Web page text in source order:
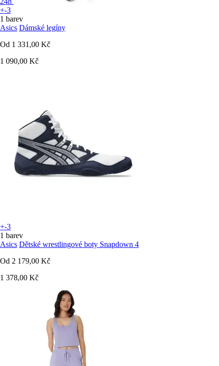
+-3
1 barev
Asics Dámské legíny
Od 1 331,00 Kč
1 090,00 Kč
+-3
1 barev
Asics Dětské wrestlingové boty Snapdown 4
Od 2 179,00 Kč
1 378,00 Kč